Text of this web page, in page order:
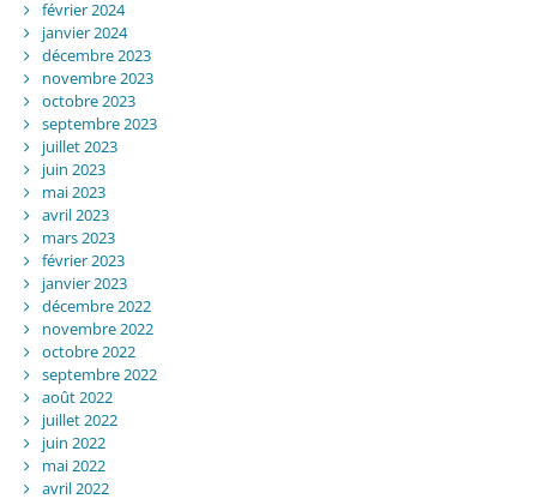
février 2024
janvier 2024
décembre 2023
novembre 2023
octobre 2023
septembre 2023
juillet 2023
juin 2023
mai 2023
avril 2023
mars 2023
février 2023
janvier 2023
décembre 2022
novembre 2022
octobre 2022
septembre 2022
août 2022
juillet 2022
juin 2022
mai 2022
avril 2022